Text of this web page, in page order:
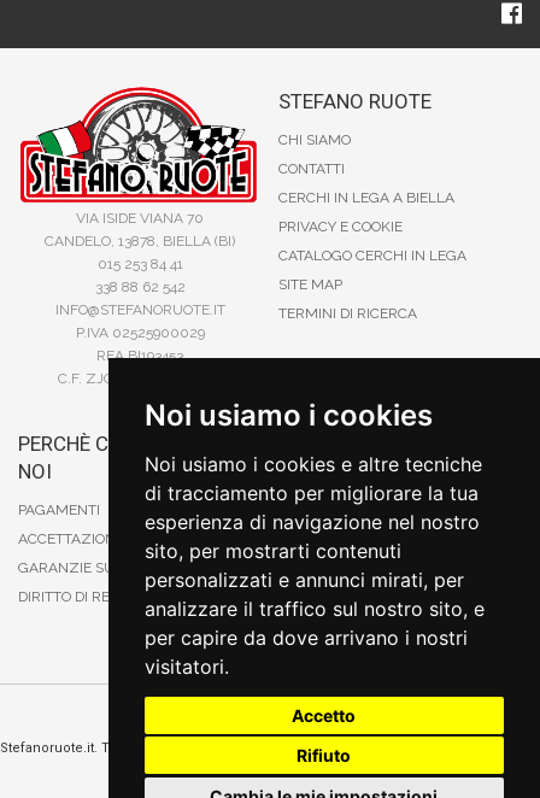
Noi usiamo i cookies
Noi usiamo i cookies e altre tecniche
di tracciamento per migliorare la tua
esperienza di navigazione nel nostro
sito, per mostrarti contenuti
personalizzati e annunci mirati, per
analizzare il traffico sul nostro sito, e
per capire da dove arrivano i nostri
visitatori.
Accetto
Rifiuto
VIA ISIDE VIANA 70
CANDELO, 13878, BIELLA (BI)
015 253 84 41
338 88 62 542
INFO@STEFANORUOTE.IT
P.IVA 02525900029
REA BI193453
C.F. ZJOSFN73H14A859X
STEFANO RUOTE
CHI SIAMO
CONTATTI
CERCHI IN LEGA A BIELLA
PRIVACY E COOKIE
CATALOGO CERCHI IN LEGA
SITE MAP
TERMINI DI RICERCA
PERCHÈ COMPRARE DA
NOI
PAGAMENTI
ACCETTAZIONE DEGLI ORDINI
GARANZIE SUI PRODOTTI
DIRITTO DI RECESSO
CARTA DI CREDITO
PAYPAL
CONTRASSEGNO
POSTEPAY
Stefanoruote.it. Tutti i diritti riservati. E' vietata la riproduzione anche parziali. Prezzi e
promozioni validi salvo errori o omissioni